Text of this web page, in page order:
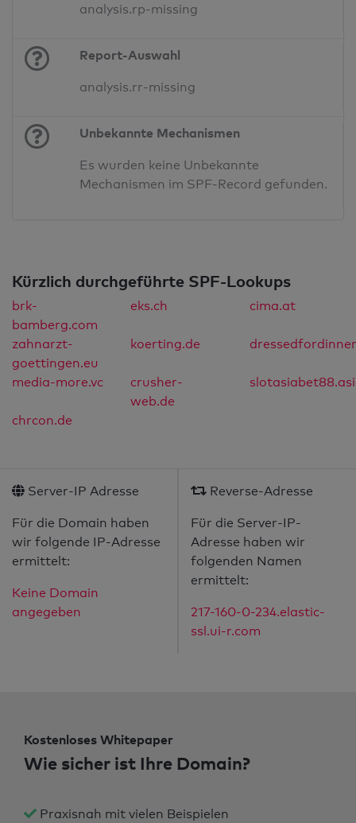
analysis.rp-missing
Report-Auswahl
analysis.rr-missing
Unbekannte Mechanismen
Es wurden keine Unbekannte
Mechanismen im SPF-Record gefunden.
Kürzlich durchgeführte SPF-Lookups
brk-
bamberg.com
eks.ch cima.at
zahnarzt-
goettingen.eu
koerting.de
media-more.vc
crusher-
web.de
chrcon.de
Server-IP Adresse
Für die Domain haben
wir folgende IP-Adresse
ermittelt:
Keine Domain
angegeben
Reverse-Adresse
Für die Server-IP-
Adresse haben wir
folgenden Namen
ermittelt:
217-160-0-234.elastic-
ssl.ui-r.com
Kostenloses Whitepaper
Wie sicher ist Ihre Domain?
Praxisnah mit vielen Beispielen